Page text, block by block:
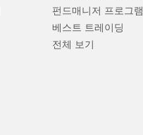
펀드매니저 프로그램
베스트 트레이딩
전체 보기